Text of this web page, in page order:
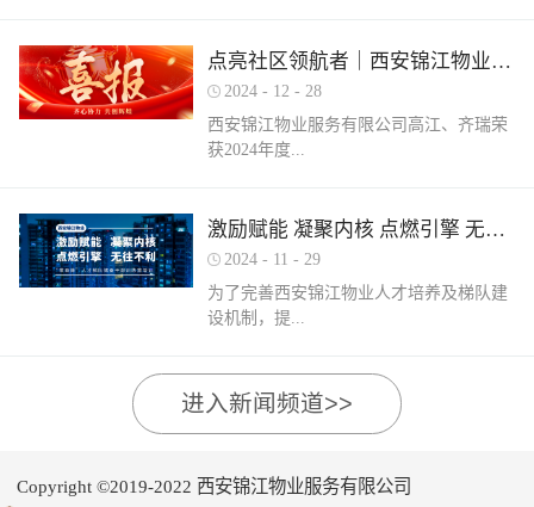
梦长安 精技赋能未来”，全面夯实行业人
才基础。参赛环节西安锦江物业作为西安
织并参与协会各项赛事，均取得傲人的成
绩。今年为了锻炼队伍，搭建更广阔的成
下的重要知识点串讲和一轮轮的复习备
考，比赛中，选手们沉着冷静，基本发挥
出了各自领域应有的实力。最终，三个工
种共计取得了二等奖1名，三等奖3名，优
的问题及知识盲区，公司人力行政部及品
质部快速反应，第一时间组织各工种开展
内部专项培训，进行系统化的梳理和总
经验和答题技巧进行转化分享，对标竞赛
中要通风、散热，防止温度过高引发火
灾。空调、电风扇等电器设备不宜长时间
使用，离人时应及时关闭电源。电动车应
在室外专用充电桩充电，不得在室内、走
充电，切勿长时间充电，勿飞线充电。汽
车内严禁放置打火机、罐装喷剂、香水、
移动电源等易燃易爆物品，定期检测更换
车载灭火器，定期对车辆维护保养。不要
躺在床上、沙发上吸烟，烟头要及时放到
可燃物品。 使用电蚊香时应注意用电安
全，用完及时断开电源，防止因长期通电
“干烧”引发火灾。在发热的电蚊拍附近不
露水后不要立即靠近明火、也不要在高温
物业管理行业协会组织召开的第三届会员
（代表）大会第四次全体会议暨物业高质
员单位及“安居物业杯”西安市物业管理行
业职业技能竞赛优秀个人及优秀组织单位
获“全市技能竞赛优秀组织奖”西安锦江物
业曹林、张小刚、郭小龙荣获技能竞赛“一
等奖”西安锦江物业张国刚、谷展荣获技能
竞赛“二等奖”西安锦江物业惠张瑜、张盼
兵、潘保民、毛亚、李强、贺鑫磊、李国
刚、岳程妮等人分别荣获技能竞赛“优秀
奖”。在这个追求卓越服务的时代，西安锦
升整个团队的专业水平和服务质量，西安
点亮社区领航者｜西安锦江物业高江、齐瑞获得“优秀项目经理”荣誉称号
2024 - 12 - 28
西安锦江物业服务有限公司高江、齐瑞荣
获2024年度...
陕西省物业管理协会“优秀项目经理”称
号。岁末回首，总结成绩，表彰优秀，
会召开盛会，表彰这一年在物业管理行业
的广阔舞台上绽放出熠熠光辉的精英
1A期 项目经理 齐瑞高江、齐瑞是西安锦
江物业诸多优秀项目经理的缩影，他们代
表着西安锦江物业团结奋进、诚信奉献、
奖是荣誉也是动力，西安锦江物业将以他
们作为榜样领航，激励全体员工砥砺奋
激励赋能 凝聚内核 点燃引擎 无往不利
2024 - 11 - 29
为了完善西安锦江物业人才培养及梯队建
设机制，提...
高物业服务水平和服务质量，有目的、有
计划的进行人才储备及培育，大力培养核
江物业组织开展以“激励赋能 凝聚内核 点
进入新闻频道>>
Copyright ©2019-2022 西安锦江物业服务有限公司